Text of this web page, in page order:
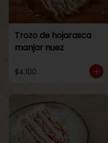
Trozo de hojarasca
manjar nuez
$4.100